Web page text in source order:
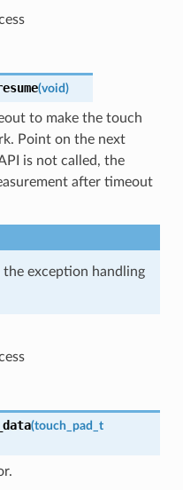
(void)
to make the touch
Point on the next
is not called, the
after timeout
exception handling
(touch_pad_t